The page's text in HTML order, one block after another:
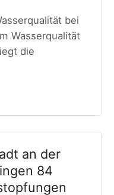
bei
Wasserqualität
die
an der
84